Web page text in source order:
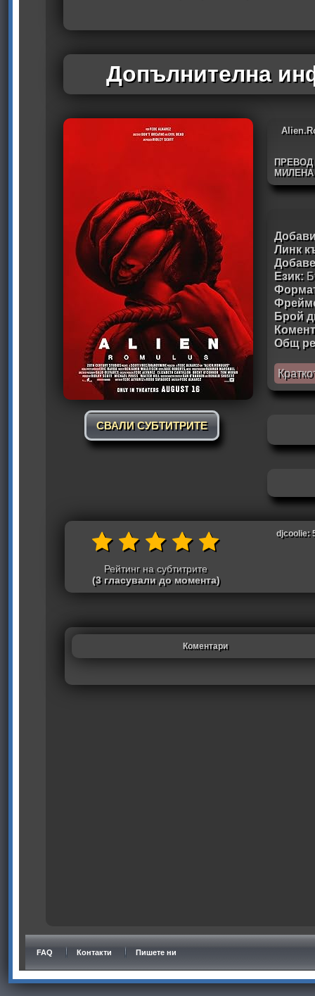
Допълнителна
СВАЛИ СУБТИТРИТЕ
ПРЕВОД
Линк
Език:
Брой
Общ
Рейтинг на субтитрите
(3 гласували до момента)
djcoolie:
Коментари
FAQ Контакти Пишете ни